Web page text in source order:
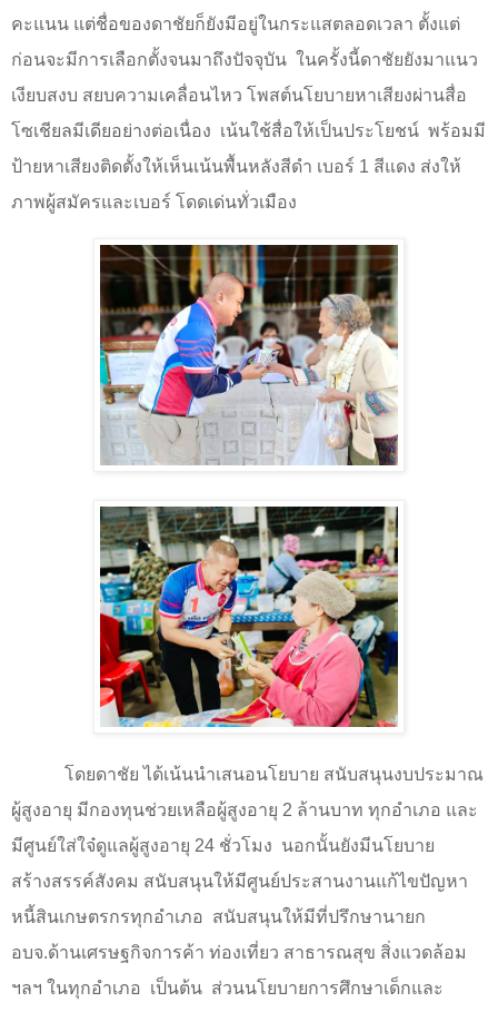
คะแนน แต่ชื่อของดาชัยก็ยังมีอยู่ในกระแสตลอดเวลา ตั้งแต่
ก่อนจะมีการเลือกตั้งจนมาถึงปัจจุบัน ในครั้งนี้ดาชัยยังมาแนว
เงียบสงบ สยบความเคลื่อนไหว โพสต์นโยบายหาเสียงผ่านสื่อ
โซเชียลมีเดียอย่างต่อเนื่อง เน้นใช้สื่อให้เป็นประโยชน์ พร้อมมี
ป้ายหาเสียงติดตั้งให้เห็นเน้นพื้นหลังสีดำ เบอร์ 1 สีแดง ส่งให้
ภาพผู้สมัครและเบอร์ โดดเด่นทั่วเมือง
โดยดาชัย ได้เน้นนำเสนอนโยบาย สนับสนุนงบประมาณ
ผู้สูงอายุ มีกองทุนช่วยเหลือผู้สูงอายุ 2 ล้านบาท ทุกอำเภอ และ
มีศูนย์ใส่ใจ๋ดูแลผู้สูงอายุ 24 ชั่วโมง นอกนั้นยังมีนโยบาย
สร้างสรรค์สังคม สนับสนุนให้มีศูนย์ประสานงานแก้ไขปัญหา
หนี้สินเกษตรกรทุกอำเภอ สนับสนุนให้มีที่ปรึกษานายก
อบจ.ด้านเศรษฐกิจการค้า ท่องเที่ยว สาธารณสุข สิ่งแวดล้อม
ฯลฯ ในทุกอำเภอ เป็นต้น ส่วนนโยบายการศึกษาเด็กและ